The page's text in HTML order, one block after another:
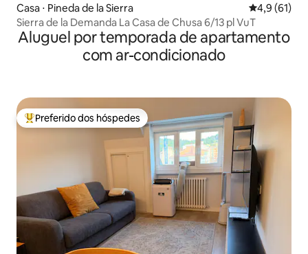
Casa ⋅ Pineda de la Sierra 4,9 de uma
4,9 (61)
Sierra de la Demanda La Casa de Chusa 6/13 pl VuT
Aluguel por temporada de apartamento
com ar-condicionado
Entre os melhores preferidos dos hóspedes
Preferido dos hóspedes